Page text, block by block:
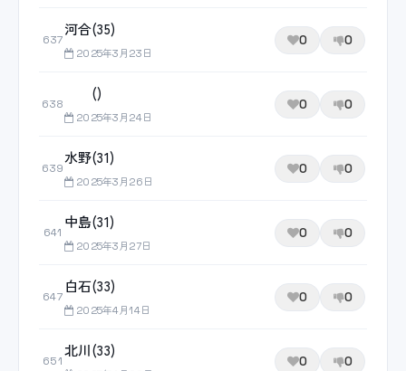
637
河合(35)
2025年3月23日
0 0
638
()
2025年3月24日
0 0
639
水野(31)
2025年3月26日
0 0
641
中島(31)
2025年3月27日
0 0
647
白石(33)
2025年4月14日
0 0
651
北川(33)
0 0